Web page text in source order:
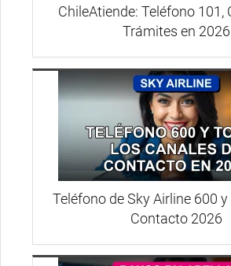
ChileAtiende: Teléfono 101,
Trámites en 2026
Teléfono de Sky Airline 600
Contacto 2026